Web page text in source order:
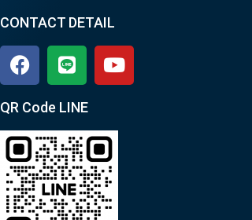
CONTACT DETAIL
QR Code LINE